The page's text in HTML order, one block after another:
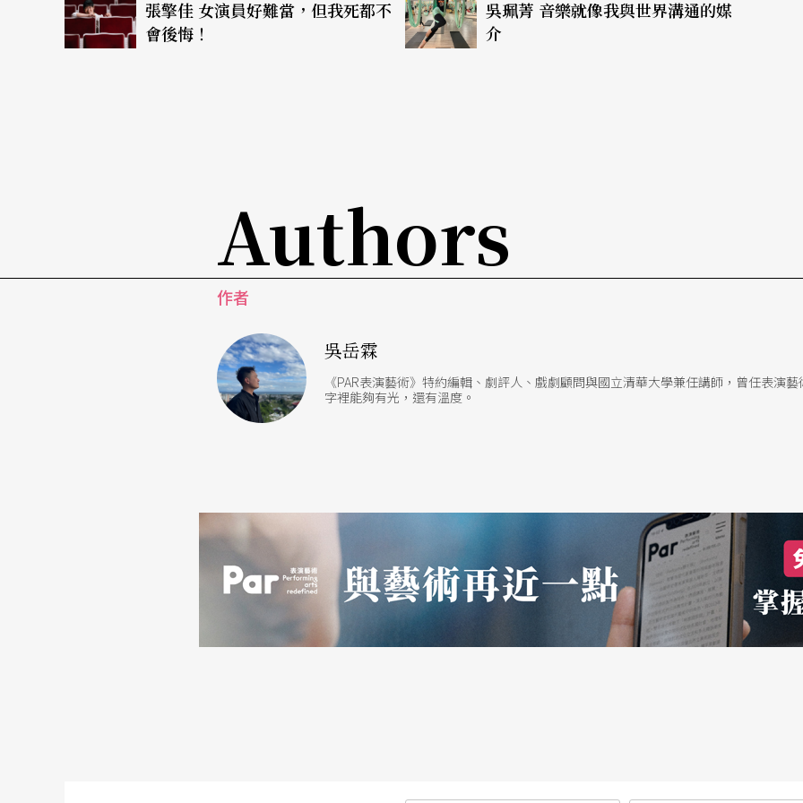
戲——對唐美雲老師來講，有很重大的意義，也就是前半生的創作，在成團25周年這個點上有新
的突破，並且是新的里程碑。
其實我對「跨界」這個名詞，有另一層解釋，是要把自己的這行做好，然後才跨界去別的領域合
作。我出去，就是有品牌，就是有一定的sense，所以出去更要謹慎，一定要資源共享，把京劇
的好帶到歌仔戲，讓歌仔戲的朋友們看到，我對待歌仔戲比京劇還要謹慎、還要認真，這樣才是
分多、那麼累，可是這種男人之間的浪漫情懷，得要不溫不火，既不搶戲，又不能示弱，讓雙唐
在台上看起來是非常舒服的，並讓觀眾落淚。真正的表演藝術其實是「不動比動還難」，表現出
那種內在情緒的飽滿。
張擎佳 女演員好難當，但我死都不
會後悔！
吳珮菁 音樂就像我與世界溝通的媒
介
Authors
作者
吳岳霖
《PAR表演藝術》特約編輯、劇評人、戲劇顧問與國立清華大學兼任講師，曾任表演
字裡能夠有光，還有溫度。